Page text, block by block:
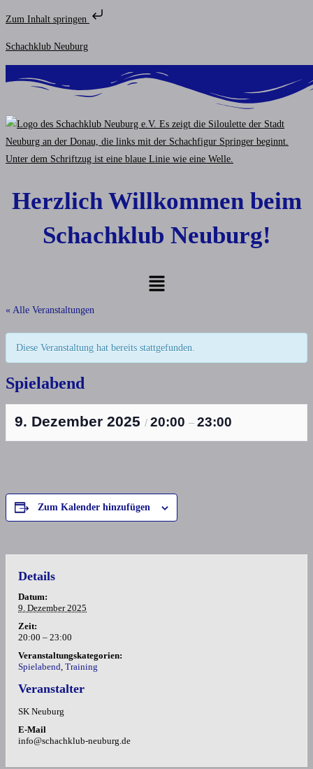
Zum Inhalt springen
Zum
Inhalt
springen
Schachklub Neuburg
Herzlich Willkommen beim
Schachklub Neuburg!
Menü
« Alle Veranstaltungen
Diese Veranstaltung hat bereits stattgefunden.
Spielabend
9. Dezember 2025 / 20:00 – 23:00
Zum Kalender hinzufügen
Details
Datum:
9. Dezember 2025
Zeit:
20:00 – 23:00
Veranstaltungskategorien:
Spielabend ,Training
Veranstalter
SK Neuburg
E-Mail
info@schachklub-neuburg.de